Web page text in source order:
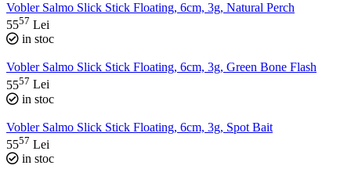
Vobler Salmo Slick Stick Floating, 6cm, 3g, Natural Perch
5557 Lei
in stoc
Vobler Salmo Slick Stick Floating, 6cm, 3g, Green Bone Flash
5557 Lei
in stoc
Vobler Salmo Slick Stick Floating, 6cm, 3g, Spot Bait
5557 Lei
in stoc